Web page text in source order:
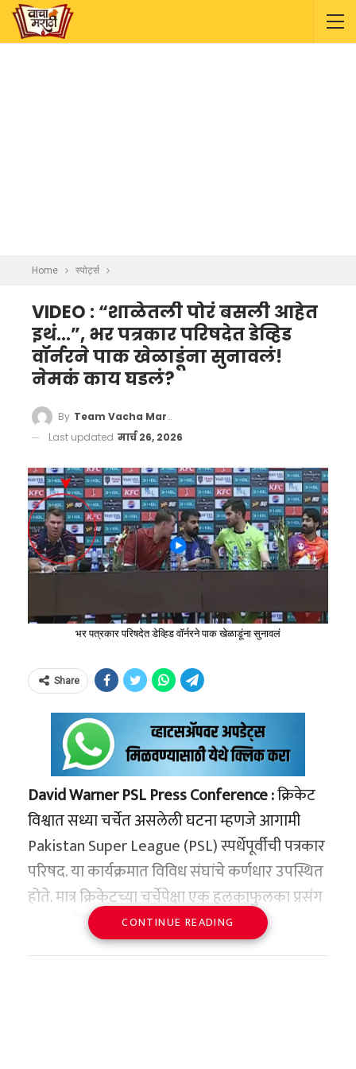
Home स्पोर्ट्स
VIDEO : “शाळेतली पोरं बसली आहेत
इथं…”, भर पत्रकार परिषदेत डेव्हिड
वॉर्नरने पाक खेळाडूंना सुनावलं!
नेमकं काय घडलं?
By Team Vacha Marathi
Last updated मार्च 26, 2026
भर पत्रकार परिषदेत डेव्हिड वॉर्नरने पाक खेळाडूंना सुनावलं
Share
David Warner PSL Press Conference :क्रिकेट
विश्वात सध्या चर्चेत असलेली घटना म्हणजे आगामी
Pakistan Super League (PSL) स्पर्धेपूर्वीची पत्रकार
परिषद. या कार्यक्रमात विविध संघांचे कर्णधार उपस्थित
होते. मात्र क्रिकेटच्या चर्चेपेक्षा एक हलकाफुलका प्रसंग
सोशल मीडियावर प्रचंड व्हायरल झाला.
या प्रसंगाचा केंद्रबिंदू ठरला ऑस्ट्रेलियाचे धडाकेबाज
CONTINUE READING